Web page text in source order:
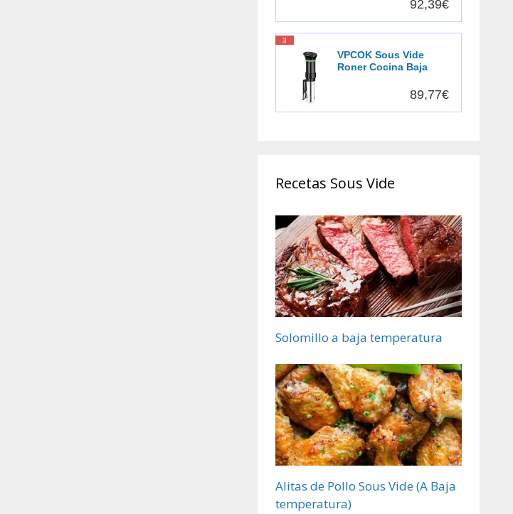
Medidor Temperatura,
Pantalla Digital LED, 6
Raciones, Recipiente
Extraíble de Cerámica,
Negro - 25630-56
92,39€
3
VPCOK Sous Vide
Roner Cocina Baja
Pantalla LCD táctil,
Cocinero Circulador,
89,77€
Recetas Sous Vide
Solomillo a baja temperatura
Alitas de Pollo Sous Vide (A Baja
temperatura)